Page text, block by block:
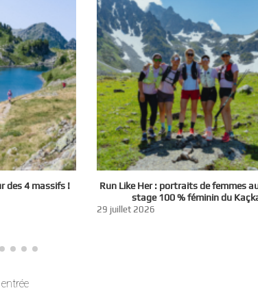
des 4 massifs !
Run Like Her : portraits de femmes
stage 100 % féminin du
29 juillet 2026